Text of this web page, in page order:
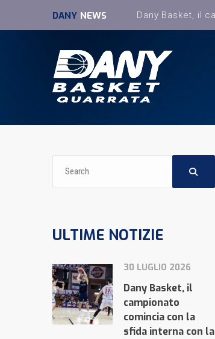
DANY NEWS
ULTIME NOTIZIE
30 LUGLIO 2026
Dany Basket, il
campionato
comincia con la
sfida interna con la